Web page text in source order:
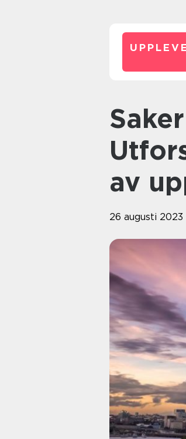
Saker att göra i Örebro
av
26 augusti 2023